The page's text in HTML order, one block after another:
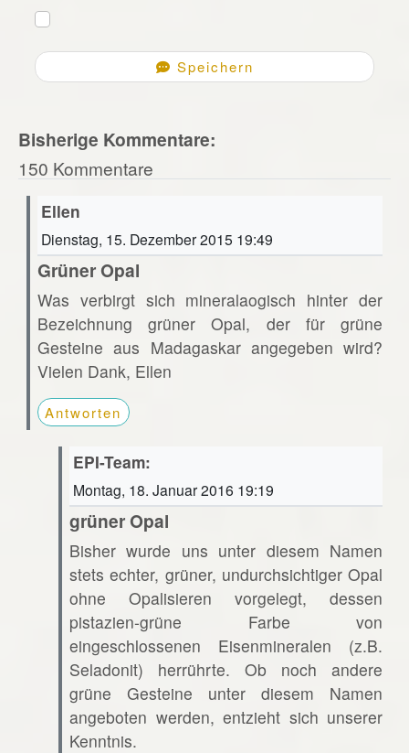
Speichern
Bisherige Kommentare:
150 Kommentare
Ellen
Dienstag, 15. Dezember 2015 19:49
Grüner Opal
Was verbirgt sich mineralaogisch hinter der
Bezeichnung grüner Opal, der für grüne
Gesteine aus Madagaskar angegeben wird?
Vielen Dank, Ellen
Antworten
EPI-Team:
Montag, 18. Januar 2016 19:19
grüner Opal
Bisher wurde uns unter diesem Namen
stets echter, grüner, undurchsichtiger Opal
ohne Opalisieren vorgelegt, dessen
pistazien-grüne Farbe von
eingeschlossenen Eisenmineralen (z.B.
Seladonit) herrührte. Ob noch andere
grüne Gesteine unter diesem Namen
angeboten werden, entzieht sich unserer
Kenntnis.